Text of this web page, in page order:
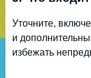
Уточните,
и
избежать